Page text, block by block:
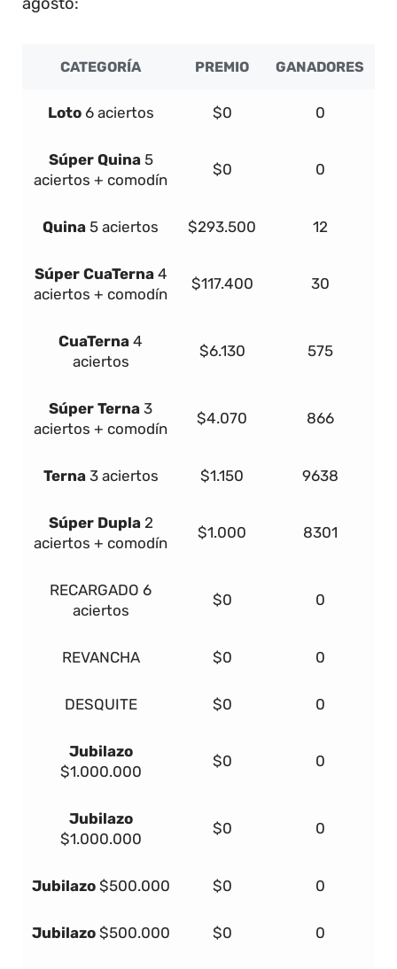
CATEGORÍA PREMIO GANADORES
Loto 6 aciertos $0 0
Súper Quina 5
aciertos + comodín
$0 0
Quina 5 aciertos $293.500 12
Súper CuaTerna 4
aciertos + comodín
$117.400 30
CuaTerna 4
aciertos
$6.130 575
Súper Terna 3
aciertos + comodín
$4.070 866
Terna 3 aciertos $1.150 9638
Súper Dupla 2
aciertos + comodín
$1.000 8301
RECARGADO 6
aciertos
$0 0
REVANCHA $0 0
DESQUITE $0 0
Jubilazo
$1.000.000
$0 0
Jubilazo
$1.000.000
$0 0
Jubilazo $500.000 $0 0
Jubilazo $500.000 $0 0